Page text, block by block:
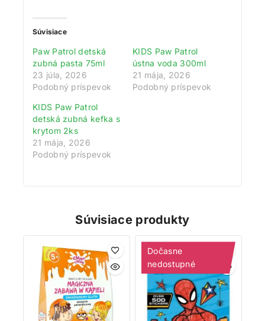
Súvisiace
Paw Patrol detská
zubná pasta 75ml
23 júla, 2026
Podobný príspevok
KIDS Paw Patrol
ústna voda 300ml
21 mája, 2026
Podobný príspevok
KIDS Paw Patrol
detská zubná kefka s
krytom 2ks
21 mája, 2026
Podobný príspevok
Súvisiace produkty
Dočasne
nedostupné
Získajte 200 bodov za registráciu a
Zaregistrujte sa ešte dnes a my vám pripíšeme vstupný
bonus 200 bodov. Navyše za každé 1 € nákupu získate
1 bod do vášho vernostného účtu. Nakupujte
Viac toto okno nezobrazovať